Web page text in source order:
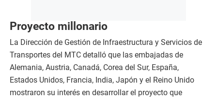
Proyecto millonario
La Dirección de Gestión de Infraestructura y Servicios de
Transportes del MTC detalló que las embajadas de
Alemania, Austria, Canadá, Corea del Sur, España,
Estados Unidos, Francia, India, Japón y el Reino Unido
mostraron su interés en desarrollar el proyecto que